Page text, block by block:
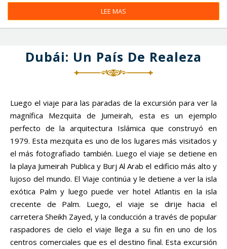
LEE MAS
Dubái: Un País De Realeza
Luego el viaje para las paradas de la excursión para ver la
magnífica Mezquita de Jumeirah, esta es un ejemplo
perfecto de la arquitectura Islámica que construyó en
1979. Esta mezquita es uno de los lugares más visitados y
el más fotografiado también. Luego el viaje se detiene en
la playa Jumeirah Publica y Burj Al Arab el edificio más alto y
lujoso del mundo. El Viaje continúa y le detiene a ver la isla
exótica Palm y luego puede ver hotel Atlantis en la isla
crecente de Palm. Luego, el viaje se dirije hacia el
carretera Sheikh Zayed, y la conducción a través de popular
raspadores de cielo el viaje llega a su fin en uno de los
centros comerciales que es el destino final. Esta excursión